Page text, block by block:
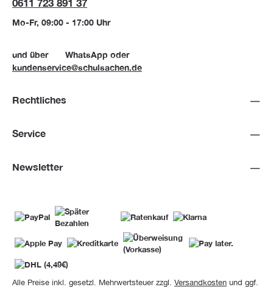
0611 723 891 37
Mo-Fr, 09:00 - 17:00 Uhr
und über WhatsApp oder
kundenservice@schulsachen.de
Rechtliches
Service
Newsletter
Alle Preise inkl. gesetzl. Mehrwertsteuer zzgl. Versandkosten und ggf.